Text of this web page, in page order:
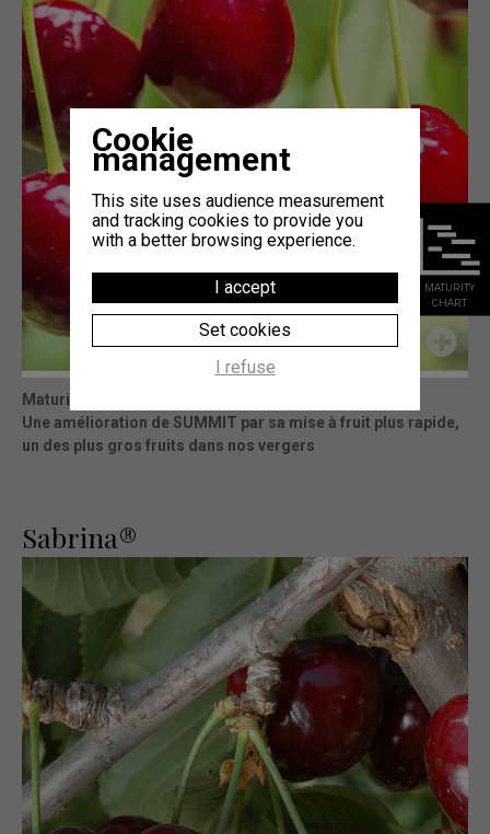
Maturity
Une amélioration de SUMMIT par sa mise à fruit plus rapide,
un des plus gros fruits dans nos vergers
Sabrina®
MATURITY
CHART
Cookie
management
This site uses audience measurement
and tracking cookies to provide you
with a better browsing experience.
I accept
Set cookies
I refuse